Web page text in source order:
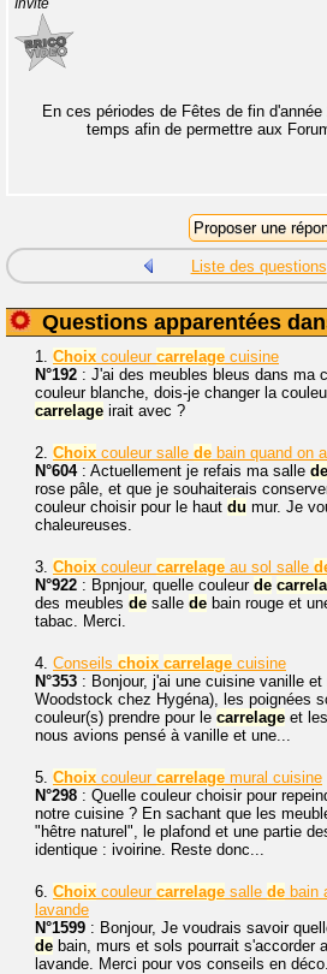
Invité
En ces périodes de Fêtes de fin
temps afin de permettre aux
Liste des questions
Questions apparentées
1. Choix couleur carrelage cuisine
N°192 : J'ai des meubles bleus dans ma
couleur blanche, dois-je changer la
carrelage irait avec ?
2. Choix couleur salle de bain quand on a
N°604: Actuellement je refais ma salle de
rose pâle, et que je souhaiterais
couleur choisir pour le haut du mur. Je
chaleureuses.
3. Choix couleur carrelage au sol salle
N°922 : Bpnjour, quelle couleur de
des meubles de salle de bain rouge et
tabac. Merci.
4. Conseils choix carrelage cuisine
N°353 : Bonjour, j'ai une cuisine vanille
Woodstock chez Hygéna), les poignées
couleur(s) prendre pour le carrelage et
nous avions pensé à vanille et une...
5. Choix couleur carrelage mural cuisine
N°298 : Quelle couleur choisir pour
notre cuisine ? En sachant que les
"hêtre naturel", le plafond et une partie
identique : ivoirine. Reste donc...
6. Choix couleur carrelage salle de bain
lavande
N°1599 : Bonjour, Je voudrais savoir
de bain, murs et sols pourrait s'accorder
lavande. Merci pour vos conseils en déco.